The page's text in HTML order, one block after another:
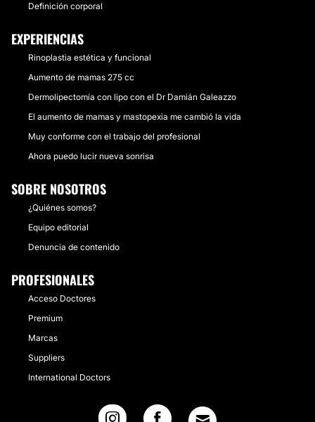
Definición corporal
EXPERIENCIAS
Rinoplastia estética y funcional
Aumento de mamas 275 cc
Dermolipectomía con lipo con el Dr Damián Galeazzo
El aumento de mamas y mastopexia me cambió la vida
Muy conforme con el trabajo del profesional
Ahora puedo lucir nueva sonrisa
SOBRE NOSOTROS
¿Quiénes somos?
Equipo editorial
Denuncia de contenido
PROFESIONALES
Acceso Doctores
Premium
Marcas
Suppliers
International Doctors